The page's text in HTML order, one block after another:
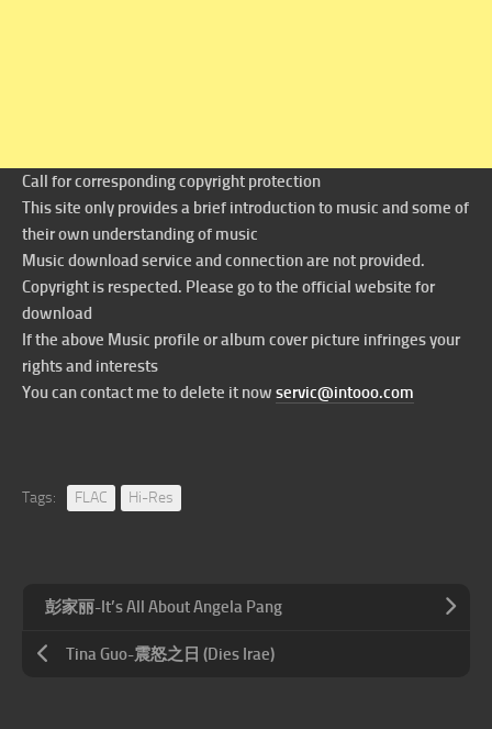
Call for corresponding copyright protection
This site only provides a brief introduction to music and some of
their own understanding of music
Music download service and connection are not provided.
Copyright is respected. Please go to the official website for
download
If the above Music profile or album cover picture infringes your
rights and interests
You can contact me to delete it now servic@intooo.com
Tags: FLAC Hi-Res
彭家丽-It’s All About Angela Pang
Tina Guo-震怒之日 (Dies Irae)